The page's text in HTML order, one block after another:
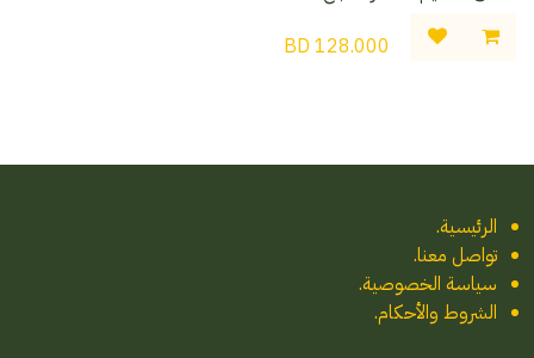
128.000
BD
الرئيسية.
تواصل معنا.
سياسة الخصوصية.
الشروط والأحكام.